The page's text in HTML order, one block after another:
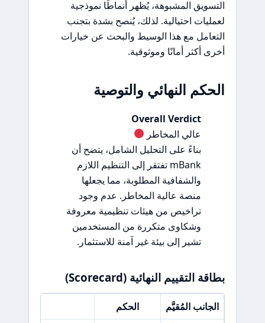
التسويق المشبوهة، يُظهر أنماطًا نموذجية
لعمليات احتيالية. لذلك، يُنصح بشدة بتجنب
التعامل مع هذا الوسيط والبحث عن خيارات
أخرى أكثر أمانًا وموثوقية.
الحكم النهائي والتوصية
Overall Verdict
عالي المخاطر
بناءً على التحليل الشامل، يتضح أن
mBank تفتقر إلى التنظيم اللازم
والشفافية المطلوبة، مما يجعلها
منصة عالية المخاطر. عدم وجود
تراخيص من هيئات تنظيمية معروفة
وشكاوى متكررة من المستخدمين
تشير إلى بيئة غير آمنة للاستثمار.
بطاقة التقييم النهائية (Scorecard)
الجانب المُقيَّم الحكم